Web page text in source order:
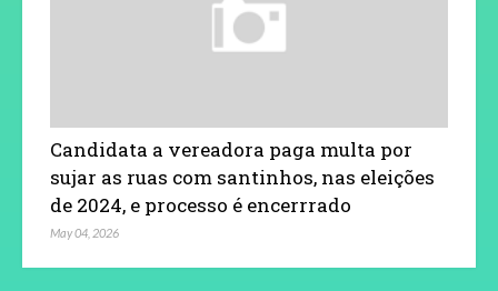
Candidata a vereadora paga multa por
sujar as ruas com santinhos, nas eleições
de 2024, e processo é encerrrado
May 04, 2026